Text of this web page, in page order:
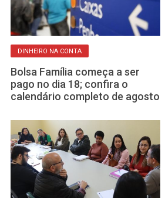
DINHEIRO NA CONTA
Bolsa Família começa a ser
pago no dia 18; confira o
calendário completo de agosto